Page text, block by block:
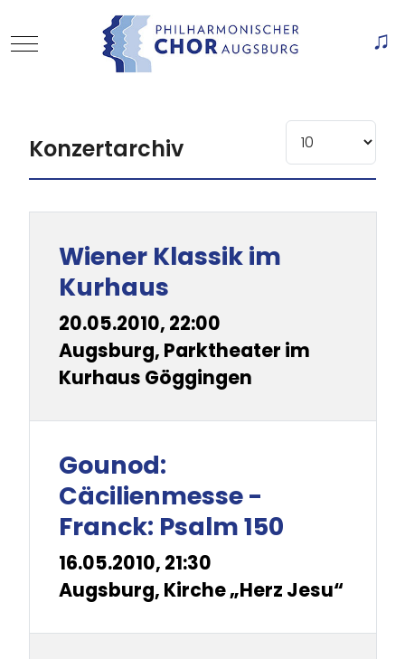
Mobile Menu Toggle
Konzertarchiv
Anzeige #
Beiträge
Title
Wiener Klassik im
Kurhaus
20.05.2010, 22:00
Augsburg, Parktheater im
Kurhaus Göggingen
Gounod:
Cäcilienmesse -
Franck: Psalm 150
16.05.2010, 21:30
Augsburg, Kirche „Herz Jesu“